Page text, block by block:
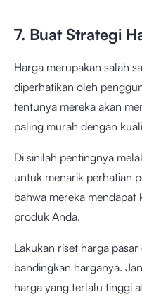
7. Buat Strategi
Harga merupakan salah
diperhatikan oleh
tentunya mereka akan
paling murah dengan
Di sinilah pentingnya
untuk menarik perhatian
bahwa mereka
produk Anda.
Lakukan riset harga
bandingkan harganya.
harga yang terlalu tinggi